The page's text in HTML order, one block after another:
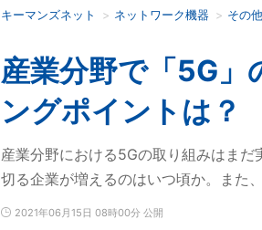
検索語を入力してください
キーマンズネット ネットワーク機器 その
産業分野で「5G」
ングポイントは？
産業分野における5Gの取り組みはま
切る企業が増えるのはいつ頃か。また
2021年06月15日 08時00分 公開